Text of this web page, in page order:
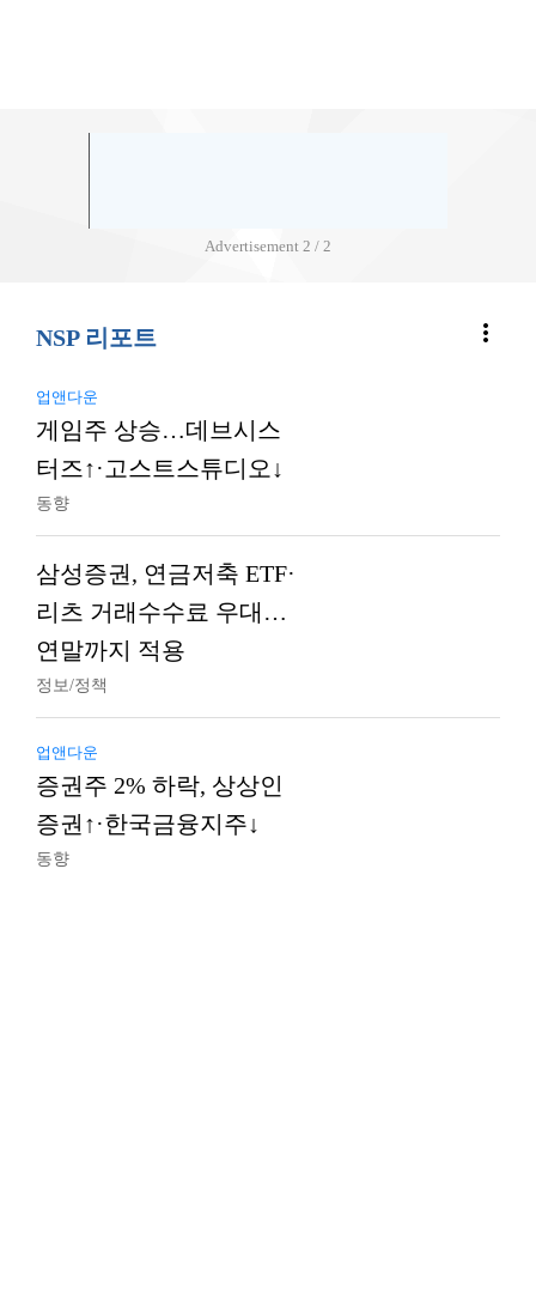
Advertisement 2 / 2
NSP 리포트 more_vert
업앤다운
게임주 상승…데브시스
터즈↑·고스트스튜디오↓
동향
삼성증권, 연금저축 ETF·
리츠 거래수수료 우대…
연말까지 적용
정보/정책
업앤다운
증권주 2% 하락, 상상인
증권↑·한국금융지주↓
동향